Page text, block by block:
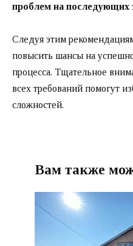
проблем на последующих
Следуя этим
повысить шансы на
процесса. Тщательное
всех требований помогут
сложностей.
Вам также